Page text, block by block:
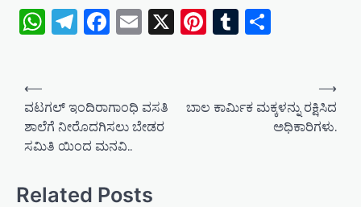
WhatsApp
Telegram
Facebook
Email
X Pinterest
Tumblr
n
⟵
ವಟಗಲ್ ಇಂದಿರಾಗಾಂಧಿ ವಸತಿ
ಶಾಲೆಗೆ ನೀರೊದಗಿಸಲು ಬೇಡರ
ಸಮಿತಿ ಯಿಂದ ಮನವಿ..
ಬಾಲ ಕಾರ್ಮಿಕ ಮಕ್ಕಳನ್ನು ರಕ್ಷಿಸಿದ
ಅಧಿಕಾರಿಗಳು.
⟶
Related Posts